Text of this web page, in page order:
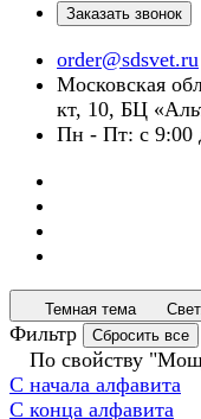
Заказать звонок
order@sdsvet.ru
Московская
кт, 10, БЦ
Пн - Пт: с 9:00
Темная тема
Фильтр Сбросить все
По свойству
С начала алфавита
С конца алфавита